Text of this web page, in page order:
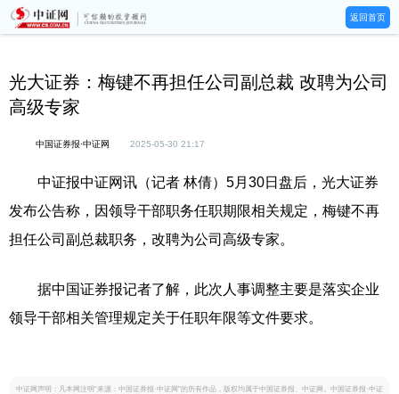
返回首页
光大证券：梅键不再担任公司副总裁 改聘为公司
高级专家
中国证券报·中证网 2025-05-30 21:17
中证报中证网讯（记者 林倩）5月30日盘后，光大证券
发布公告称，因领导干部职务任职期限相关规定，梅键不再
担任公司副总裁职务，改聘为公司高级专家。
据中国证券报记者了解，此次人事调整主要是落实企业
领导干部相关管理规定关于任职年限等文件要求。
中证网声明：凡本网注明“来源：中国证券报·中证网”的所有作品，版权均属于中国证券报、中证网。中国证券报·中证